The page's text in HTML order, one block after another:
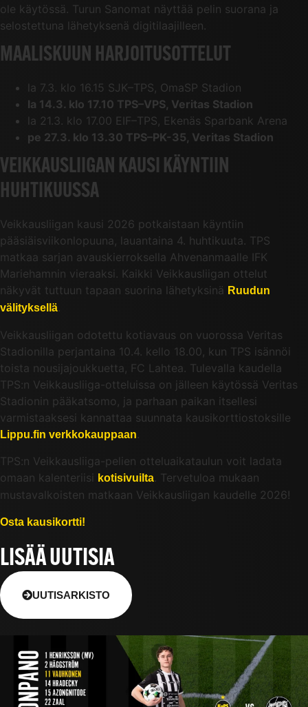
ole käytössä. Turun Sanomat näyttää pelin suorana ja
selostettuna lähetyksenä digitilaajilleen.
MAALISKUUN HARJOITUSOTTELUT
la 7.3. klo 16.15 SJK–TPS, OmaSP Stadion
la 14.3. klo 17.10 TPS–VPS, Veritas Stadion
la 21.3. klo 17.00 EIF–TPS, Ekenäs Sparbank Arena
pe 27.3. klo 13.30 TPS–PK-35, Veritas Stadion
VEIKKAUSLIIGAN KAUSI KÄYNTIIN
HUHTIKUUSSA
Veikkausliigan kausi 2026 potkaistaan käyntiin
pääsiäisviikonlopuuna, lauantaina 4. huhtikuuta. TPS
matkaa sarjan avauskierroksella Ahvenanmaalle IFK
Mariehamnin vieraaksi. Kaikki Veikkausliigan ottelut
näkyvät tuttuun tapaan suorina lähetyksinä Ruudun
välityksellä.
Veikkausliigan odotettu kotiavaus on vuorossa Veritas
Stadionilla perjantaina 10.4. kello 18.00, kun TPS isännöi
toista nousijajoukkuetta, FC Lahtea. Tulevalla kaudella
TPS:n Veikkausliiga-otteluissa on jälleen käytössä Veritas
Stadionin pääkatsomo, ja parhaan paikan itsellesi
varmistaaksesi kannattaa suunnata kausikorttiostoksille
Lippu.fin verkkokauppaan.
TPS:n Veikkausliiga-pelien otteluaikataulun voit ladata
omaan kalenteriisi
kotisivuilta. Tervetuloa mukaan
mustavalkoisten matkaan Veikkausliigan kaudelle 2026!
Osta kausikortti!
LISÄÄ UUTISIA
UUTISARKISTO